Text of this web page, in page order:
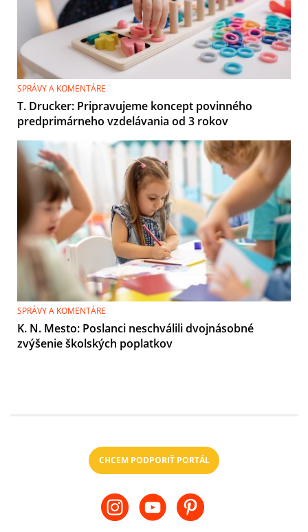
SPRÁVY A KOMENTÁRE
T. Drucker: Pripravujeme koncept povinného
predprimárneho vzdelávania od 3 rokov
SPRÁVY A KOMENTÁRE
K. N. Mesto: Poslanci neschválili dvojnásobné
zvýšenie školských poplatkov
CHCEM PODPORIŤ PORTÁL